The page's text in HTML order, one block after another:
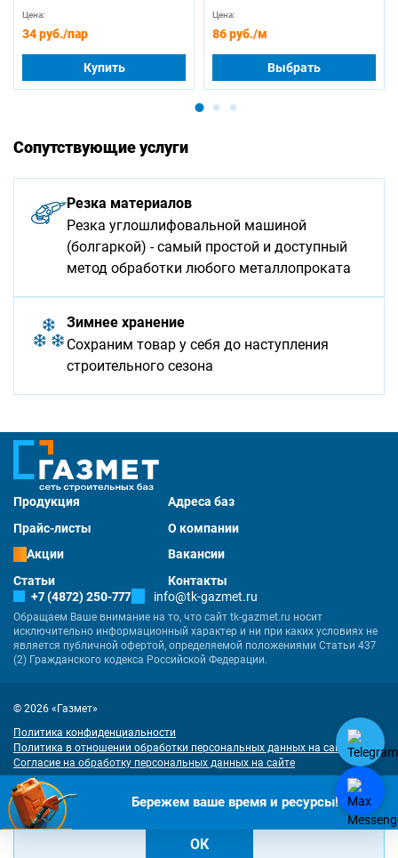
Цена:
34 руб./пар
Купить
Цена:
86 руб./м
Выбрать
Сопутствующие услуги
Резка материалов
Резка углошлифовальной машиной
(болгаркой) - самый простой и доступный
метод обработки любого металлопроката
Зимнее хранение
Сохраним товар у себя до наступления
строительного сезона
Продукция
Адреса баз
Прайс-листы
О компании
Акции
Вакансии
Статьи
Контакты
+7 (4872) 250-777
info@tk-gazmet.ru
Обращаем Ваше внимание на то, что сайт tk-gazmet.ru носит
исключительно информационный характер и ни при каких условиях не
является публичной офертой, определяемой положениями Статьи 437
(2) Гражданского кодекса Российской Федерации.
© 2026 «Газмет»
Политика конфиденциальности
Политика в отношении обработки персональных данных на сайте
Согласие на обработку персональных данных на сайте
Разработка продвижение сайта— «Имиджмарк»
"Наш сайт использует куки. Продолжая им пользоваться, вы соглашаетесь
на обработку персональных данных в соответствии сполитикой
конфиденциальности
ОК
Бережем ваше время и ресурсы!